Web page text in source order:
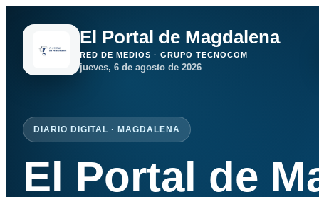
El Portal de Magdalena
RED DE MEDIOS · GRUPO TECNOCOM
jueves, 6 de agosto de 2026
DIARIO DIGITAL · MAGDALENA
El Portal de